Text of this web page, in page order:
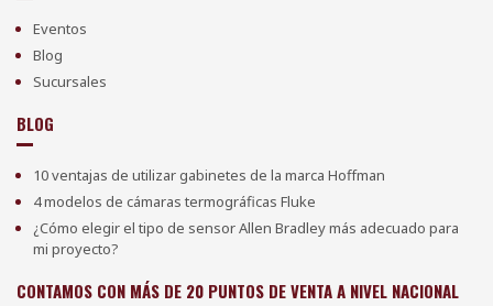
Eventos
Blog
Sucursales
BLOG
10 ventajas de utilizar gabinetes de la marca Hoffman
4 modelos de cámaras termográficas Fluke
¿Cómo elegir el tipo de sensor Allen Bradley más adecuado para
mi proyecto?
CONTAMOS CON MÁS DE 20 PUNTOS DE VENTA A NIVEL NACIONAL